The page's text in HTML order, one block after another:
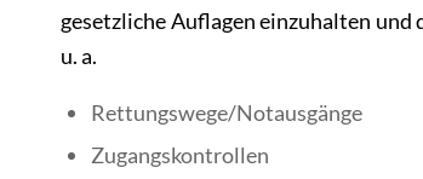
gesetzliche Auflagen einzuhalten
u. a.
Rettungswege/Notausgänge
Zugangskontrollen